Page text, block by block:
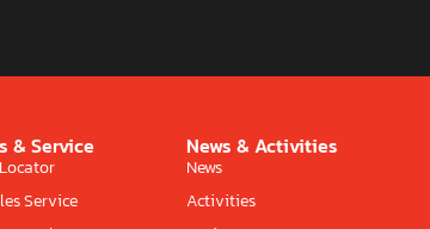
& Service
Service
News & Activities
News
Activities